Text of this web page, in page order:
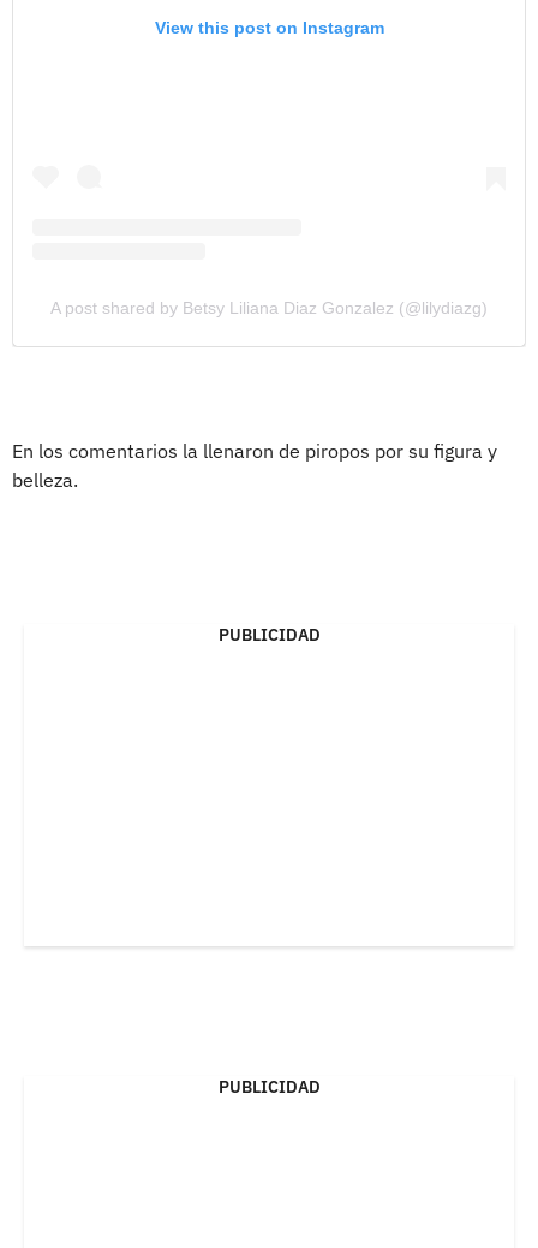
View this post on Instagram
A post shared by Betsy Liliana Diaz Gonzalez (@lilydiazg)
En los comentarios la llenaron de piropos por su figura y
belleza.
PUBLICIDAD
PUBLICIDAD